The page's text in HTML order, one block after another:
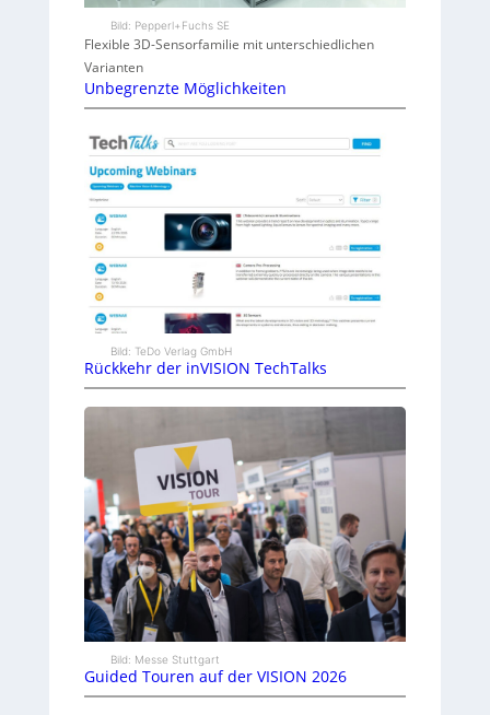
Bild: Pepperl+Fuchs SE
Flexible 3D-Sensorfamilie mit unterschiedlichen
Varianten
Unbegrenzte Möglichkeiten
Bild: TeDo Verlag GmbH
Rückkehr der inVISION TechTalks
Bild: Messe Stuttgart
Guided Touren auf der VISION 2026